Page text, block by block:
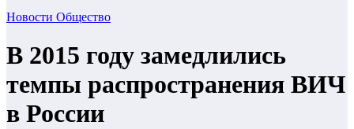
Новости Общество
В 2015 году замедлились
темпы распространения ВИЧ
в России